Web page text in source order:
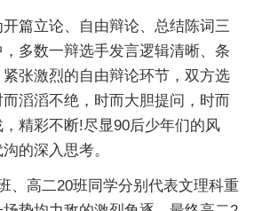
立论、自由辩论、总结陈词三
多数一辩选手发言逻辑清晰、条
张激烈的自由辩论环节，双方选
滔滔不绝，时而大胆提问，时而
精彩不断!尽显90后少年们的风
的深入思考。
高二20班同学分别代表文理科重